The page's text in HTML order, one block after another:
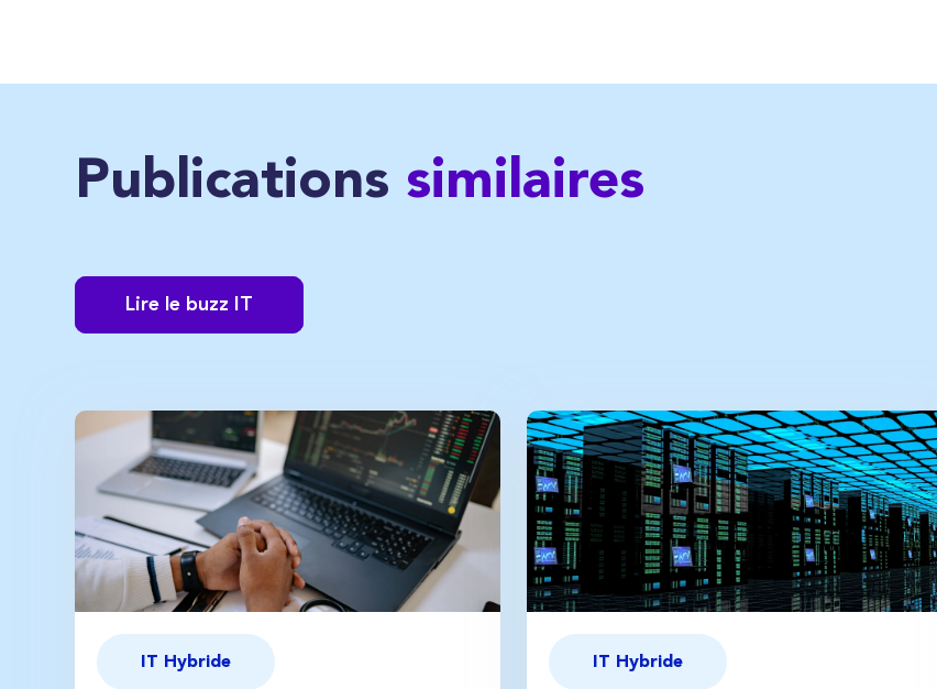
Publications similaires
Lire le buzz IT
IT Hybride IT Hybride